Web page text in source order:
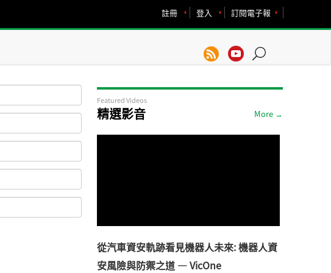
訂閱電子報
登入
註冊
Featured Videos
精選影音 More →
從汽車資安軌跡看見機器人未來: 機器人資
安風險與防禦之道 — VicOne